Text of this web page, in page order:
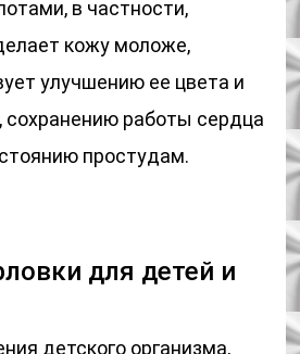
в частности,
кожу моложе,
улучшению ее цвета и
сохранению работы сердца
простудам.
для детей и
детского организма,